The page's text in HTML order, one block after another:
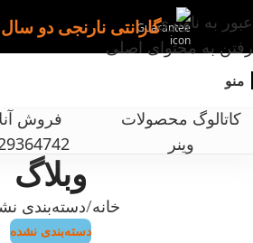
عبور به ناوبری
رفتن به محتوای اصلی
گارانتی نارنجی دو سال
منو
کاتالوگ محصولات
وینر
فروش
وبلاگ
خانه دسته‌بندی
دسته‌بندی نشده